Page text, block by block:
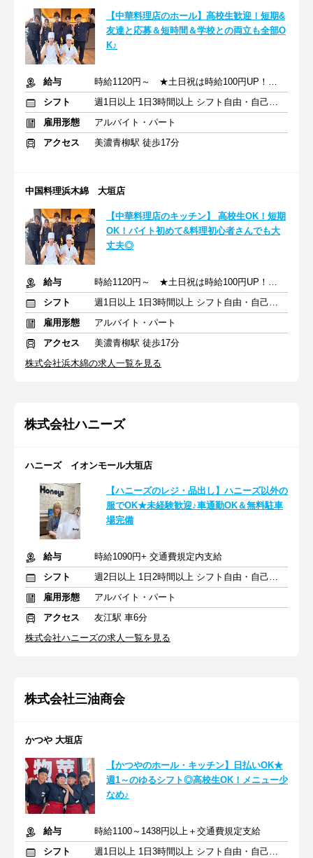
【中華料理店のホール】⾼校⽣歓迎！短期&
友達と応募＆短時間＆学校との両⽴も全部O
K♪
給与
時給1120円～ ★土日祝は時給100円UP！ ★高校生も同時給！
シフト
週1日以上 1日3時間以上 シフト自由・自己申告
雇用形態
アルバイト・パート
アクセス
美濃青柳駅 徒歩17分
中国料理浜木綿 大垣店
【中華料理店のキッチン】 ⾼校⽣OK！短期
OK！バイト初めて&料理初心者さんでも⼤
丈夫◎
給与
時給1120円～ ★土日祝は時給100円UP！ ★高校生も同時給！
シフト
週1日以上 1日3時間以上 シフト自由・自己申告
雇用形態
アルバイト・パート
アクセス
美濃青柳駅 徒歩17分
株式会社浜木綿の求人一覧を見る
株式会社ハニーズ
ハニーズ イオンモール大垣店
【ハニーズのレジ・品出し】ハニーズ以外の
服でOK★未経験歓迎♪車通勤OK＆無料駐車
場完備
給与
時給1090円+ 交通費規定内支給
シフト
週2日以上 1日2時間以上 シフト自由・自己申告
雇用形態
アルバイト・パート
アクセス
友江駅 車6分
株式会社ハニーズの求人一覧を見る
株式会社三油商会
かつや 大垣店
【かつやのホール・キッチン】日払いOK★
週1～のゆるシフト◎高校生OK！メニュー少
なめ♪
給与
時給1100～1438円以上＋交通費規定支給
シフト
週1日以上 1日3時間以上 シフト自由・自己申告